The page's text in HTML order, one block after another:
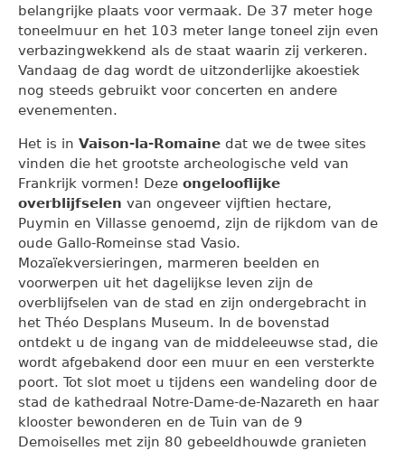
belangrijke plaats voor vermaak. De 37 meter hoge
toneelmuur en het 103 meter lange toneel zijn even
verbazingwekkend als de staat waarin zij verkeren.
Vandaag de dag wordt de uitzonderlijke akoestiek
nog steeds gebruikt voor concerten en andere
evenementen.
Het is in Vaison-la-Romaine dat we de twee sites
vinden die het grootste archeologische veld van
Frankrijk vormen! Deze ongelooflijke
overblijfselen van ongeveer vijftien hectare,
Puymin en Villasse genoemd, zijn de rijkdom van de
oude Gallo-Romeinse stad Vasio.
Mozaïekversieringen, marmeren beelden en
voorwerpen uit het dagelijkse leven zijn de
overblijfselen van de stad en zijn ondergebracht in
het Théo Desplans Museum. In de bovenstad
ontdekt u de ingang van de middeleeuwse stad, die
wordt afgebakend door een muur en een versterkte
poort. Tot slot moet u tijdens een wandeling door de
stad de kathedraal Notre-Dame-de-Nazareth en haar
klooster bewonderen en de Tuin van de 9
Demoiselles met zijn 80 gebeeldhouwde granieten